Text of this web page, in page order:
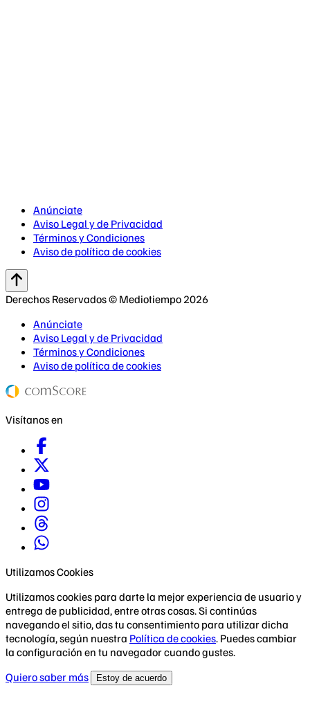
Anúnciate
Aviso Legal y de Privacidad
Términos y Condiciones
Aviso de política de cookies
Derechos Reservados © Mediotiempo 2026
Anúnciate
Aviso Legal y de Privacidad
Términos y Condiciones
Aviso de política de cookies
Visítanos en
Utilizamos Cookies
Utilizamos cookies para darte la mejor experiencia de usuario y
entrega de publicidad, entre otras cosas. Si continúas
navegando el sitio, das tu consentimiento para utilizar dicha
tecnología, según nuestra Política de cookies. Puedes cambiar
la configuración en tu navegador cuando gustes.
Quiero saber más
Estoy de acuerdo